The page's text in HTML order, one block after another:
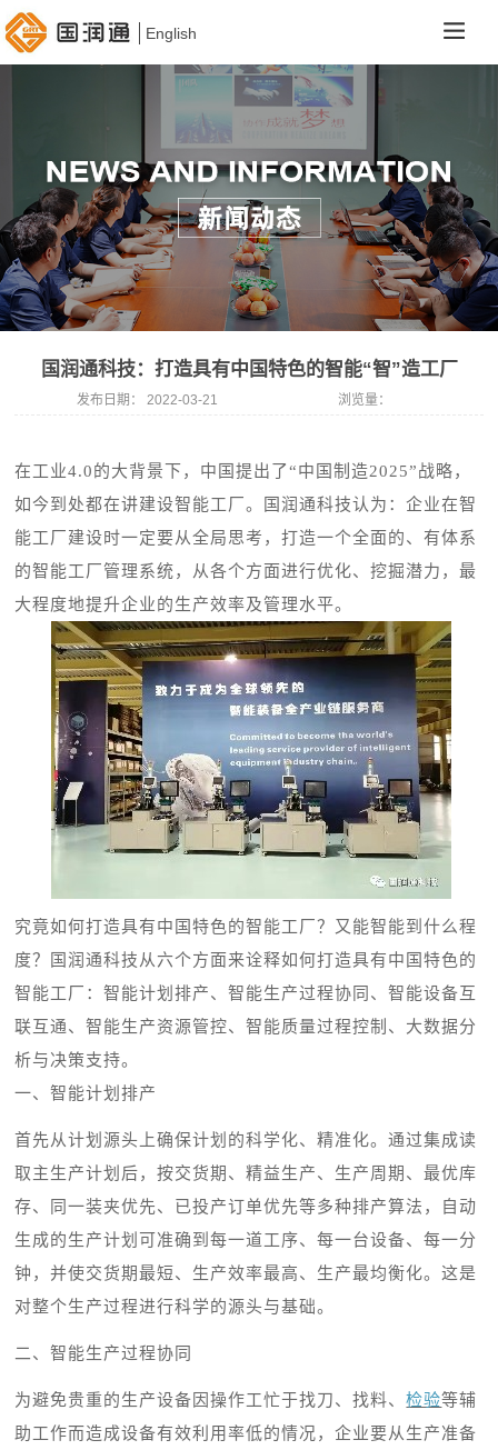
English
国润通科技：打造具有中国特色的智能“智”造工厂
发布日期： 2022-03-21 浏览量：
在工业4.0的大背景下，中国提出了“中国制造2025”战略，
如今到处都在讲建设智能工厂。国润通科技认为：企业在智
能工厂建设时一定要从全局思考，打造一个全面的、有体系
的智能工厂管理系统，从各个方面进行优化、挖掘潜力，最
大程度地提升企业的生产效率及管理水平。
究竟如何打造具有中国特色的智能工厂？又能智能到什么程
度？国润通科技从六个方面来诠释如何打造具有中国特色的
智能工厂：智能计划排产、智能生产过程协同、智能设备互
联互通、智能生产资源管控、智能质量过程控制、 大数据分
析与决策支持。
一、智能计划排产
首先从计划源头上确保计划的科学化、精准化。通过集成读
取主生产计划后，按交货期、精益生产、生产周期、最优库
存、同一装夹优先、已投产订单优先等多种排产算法，自动
生成的生产计划可准确到每一道工序、每一台设备、每一分
钟，并使交货期最短、生产效率最高、生产最均衡化。这是
对整个生产过程进行科学的源头与基础。
二、智能生产过程协同
为避免贵重的生产设备因操作工忙于找刀、找料、检验等辅
助工作而造成设备有效利用率低的情况，企业要从生产准备